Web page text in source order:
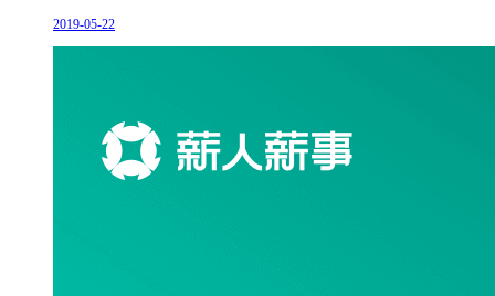
2019-05-22